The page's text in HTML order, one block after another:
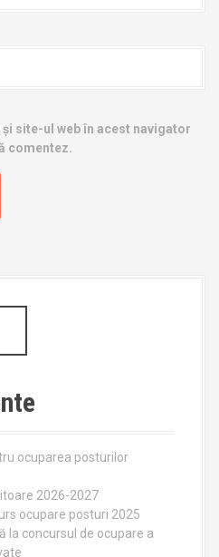
site-ul web în acest navigator
comentez.
ocuparea posturilor
2026-2027
ocupare posturi 2025
la concursul de ocupare a